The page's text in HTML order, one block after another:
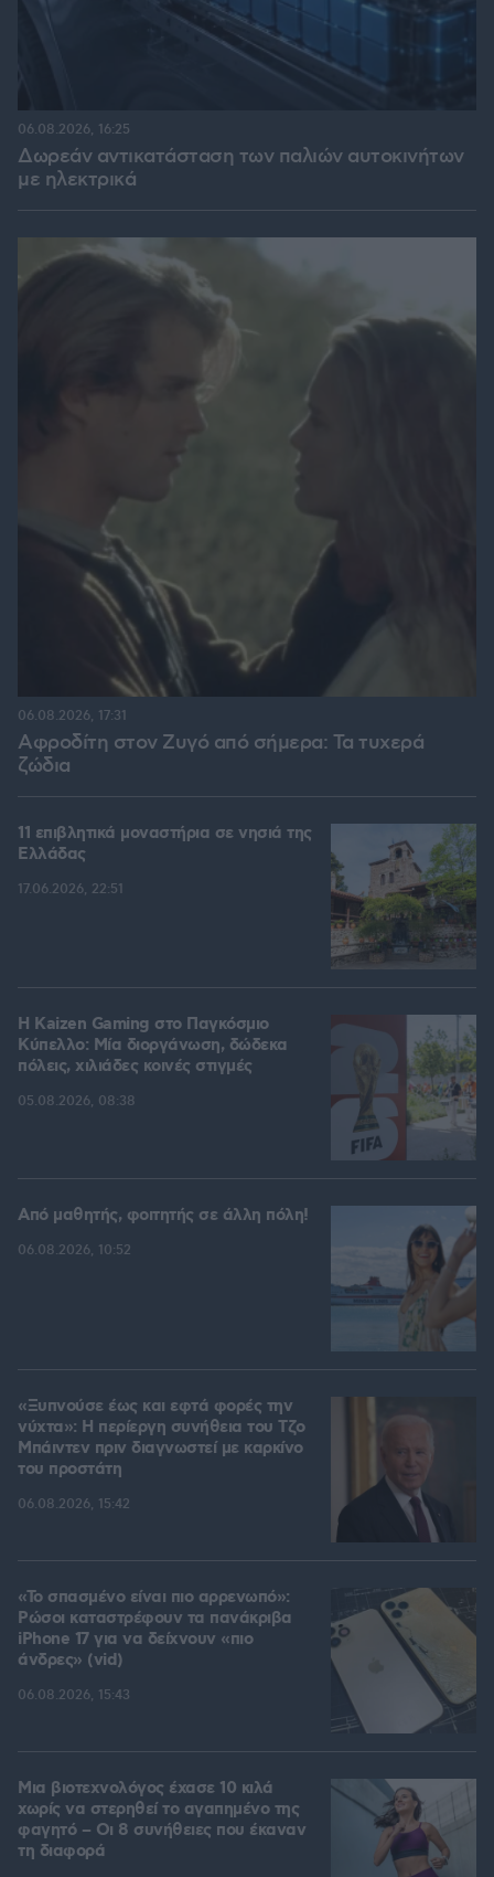
Δωρεάν αντικατάσταση των παλιών αυτοκινήτων
με ηλεκτρικά
06.08.2026, 16:25
Αφροδίτη στον Ζυγό από σήμερα: Τα τυχερά
ζώδια
06.08.2026, 17:31
11 επιβλητικά μοναστήρια σε νησιά της
Ελλάδας
17.06.2026, 22:51
H Kaizen Gaming στο Παγκόσμιο
Kύπελλο: Μία διοργάνωση, δώδεκα
πόλεις, χιλιάδες κοινές στιγμές
05.08.2026, 08:38
Από μαθητής, φοιτητής σε άλλη πόλη!
06.08.2026, 10:52
«Ξυπνούσε έως και εφτά φορές την
νύχτα»: Η περίεργη συνήθεια του Τζο
Μπάιντεν πριν διαγνωστεί με καρκίνο
του προστάτη
06.08.2026, 15:42
«Το σπασμένο είναι πιο αρρενωπό»:
Ρώσοι καταστρέφουν τα πανάκριβα
iPhone 17 για να δείχνουν «πιο
άνδρες» (vid)
06.08.2026, 15:43
Μια βιοτεχνολόγος έχασε 10 κιλά
χωρίς να στερηθεί το αγαπημένο της
φαγητό – Οι 8 συνήθειες που έκαναν
τη διαφορά